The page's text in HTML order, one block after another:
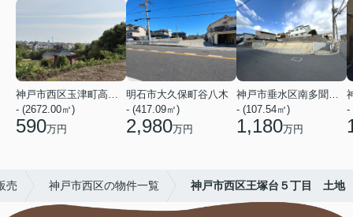
- (2672.00㎡)
590万円
明石市大久保町谷八木
- (417.09㎡)
2,980万円
- (107.54㎡)
1,180万円
-
売 神戸市西区の物件一覧 神戸市西区王塚台５丁目 土地